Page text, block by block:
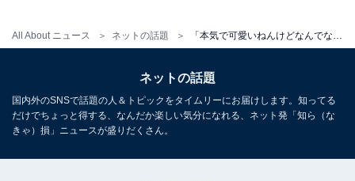
All About ニュース ネットの話題 「本気で可愛いねんけどなんでなん？」横山由依、すっぴん？ ショット公開！ 「宇宙1とっても可愛い」
ネットの話題
国内外のSNSで話題の人＆トピックをタイムリーにお届けします。知ってる
だけでちょっと得する、なんだか楽しい気分になれる、ネット発「知ら（な
きゃ）損」ニュースが盛りだくさん。